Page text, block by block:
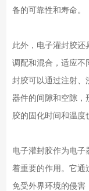
备的可靠性和寿命。
此外，电子灌封胶
调配和混合，适应不
封胶可以通过注射、
器件的间隙和空隙，
胶的固化时间和温度
电子灌封胶作为电
着重要的作用。它通
免受外界环境的侵害